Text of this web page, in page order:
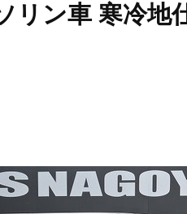
リン車 寒冷地